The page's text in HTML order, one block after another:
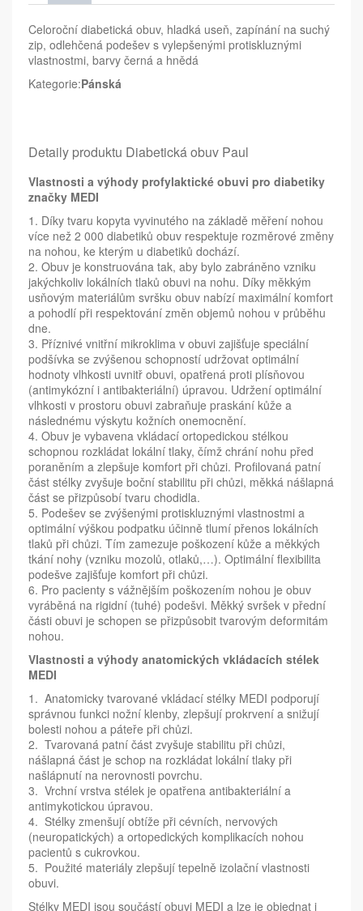
Celoroční diabetická obuv, hladká useň, zapínání na suchý
zip, odlehčená podešev s vylepšenými protiskluznými
vlastnostmi, barvy černá a hnědá
Kategorie:Pánská
Detaily produktu Diabetická obuv Paul
Vlastnosti a výhody profylaktické obuvi pro diabetiky
značky MEDI
1. Díky tvaru kopyta vyvinutého na základě měření nohou
více než 2 000 diabetiků obuv respektuje rozměrové změny
na nohou, ke kterým u diabetiků dochází.
2. Obuv je konstruována tak, aby bylo zabráněno vzniku
jakýchkoliv lokálních tlaků obuvi na nohu. Díky měkkým
usňovým materiálům svršku obuv nabízí maximální komfort
a pohodlí při respektování změn objemů nohou v průběhu
dne.
3. Příznivé vnitřní mikroklima v obuvi zajišťuje speciální
podšívka se zvýšenou schopností udržovat optimální
hodnoty vlhkosti uvnitř obuvi, opatřená proti plísňovou
(antimykózní i antibakteriální) úpravou. Udržení optimální
vlhkosti v prostoru obuvi zabraňuje praskání kůže a
následnému výskytu kožních onemocnění.
4. Obuv je vybavena vkládací ortopedickou stélkou
schopnou rozkládat lokální tlaky, čímž chrání nohu před
poraněním a zlepšuje komfort při chůzi. Profilovaná patní
část stélky zvyšuje boční stabilitu při chůzi, měkká nášlapná
část se přizpůsobí tvaru chodidla.
5. Podešev se zvýšenými protiskluznými vlastnostmi a
optimální výškou podpatku účinně tlumí přenos lokálních
tlaků při chůzi. Tím zamezuje poškození kůže a měkkých
tkání nohy (vzniku mozolů, otlaků,…). Optimální flexibilita
podešve zajišťuje komfort při chůzi.
6. Pro pacienty s vážnějším poškozením nohou je obuv
vyráběná na rigidní (tuhé) podešvi. Měkký svršek v přední
části obuvi je schopen se přizpůsobit tvarovým deformitám
nohou.
Vlastnosti a výhody anatomických vkládacích stélek
MEDI
1. Anatomicky tvarované vkládací stélky MEDI podporují
správnou funkci nožní klenby, zlepšují prokrvení a snižují
bolesti nohou a páteře při chůzi.
2. Tvarovaná patní část zvyšuje stabilitu při chůzi,
nášlapná část je schop na rozkládat lokální tlaky při
našlápnutí na nerovnosti povrchu.
3. Vrchní vrstva stélek je opatřena antibakteriální a
antimykotickou úpravou.
4. Stélky zmenšují obtíže při cévních, nervových
(neuropatických) a ortopedických komplikacích nohou
pacientů s cukrovkou.
5. Použité materiály zlepšují tepelně izolační vlastnosti
obuvi.
Stélky MEDI jsou součástí obuvi MEDI a lze je objednat i